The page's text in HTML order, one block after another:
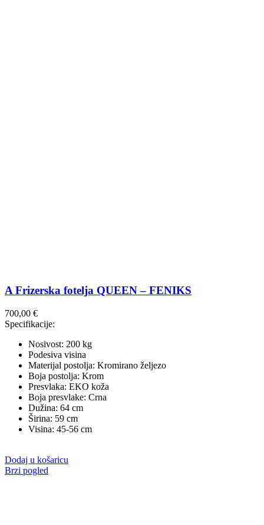
A Frizerska fotelja QUEEN – FENIKS
700,00 €
Specifikacije:
Nosivost: 200 kg
Podesiva visina
Materijal postolja: Kromirano željezo
Boja postolja: Krom
Presvlaka: EKO koža
Boja presvlake: Crna
Dužina: 64 cm
Širina: 59 cm
Visina: 45-56 cm
Dodaj u košaricu
Brzi pogled